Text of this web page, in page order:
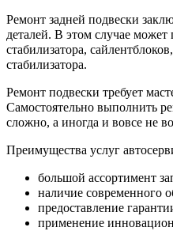
Ремонт задней подвески
деталей. В этом случае может
стабилизатора,
стабилизатора.
Ремонт подвески требует
Самостоятельно выполнить
сложно, а иногда и вовсе не
Преимущества услуг
большой ассортимент
наличие современного
предоставление
применение